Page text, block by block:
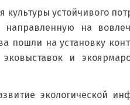
устойчивого
на
пошли на установку
и
экологической